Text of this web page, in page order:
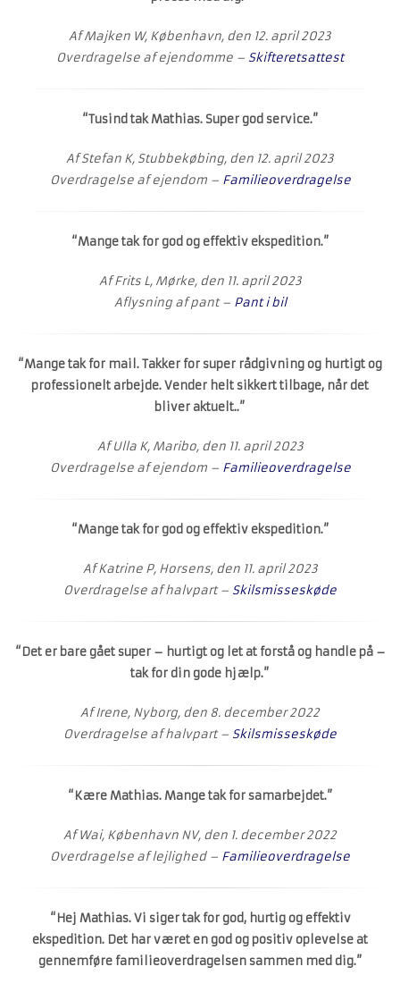
Af Majken W, København, den 12. april 2023
Overdragelse af ejendomme – Skifteretsattest
“Tusind tak Mathias. Super god service.”
Af Stefan K, Stubbekøbing, den 12. april 2023
Overdragelse af ejendom – Familieoverdragelse
“Mange tak for god og effektiv ekspedition.”
Af Frits L, Mørke, den 11. april 2023
Aflysning af pant – Pant i bil
“Mange tak for mail. Takker for super rådgivning og hurtigt og
professionelt arbejde. Vender helt sikkert tilbage, når det
bliver aktuelt..”
Af Ulla K, Maribo, den 11. april 2023
Overdragelse af ejendom – Familieoverdragelse
“Mange tak for god og effektiv ekspedition.”
Af Katrine P, Horsens, den 11. april 2023
Overdragelse af halvpart – Skilsmisseskøde
“Det er bare gået super – hurtigt og let at forstå og handle på –
tak for din gode hjælp.”
Af Irene, Nyborg, den 8. december 2022
Overdragelse af halvpart – Skilsmisseskøde
“Kære Mathias. Mange tak for samarbejdet.”
Af Wai, København NV, den 1. december 2022
Overdragelse af lejlighed – Familieoverdragelse
“Hej Mathias. Vi siger tak for god, hurtig og effektiv
ekspedition. Det har været en god og positiv oplevelse at
gennemføre familieoverdragelsen sammen med dig.”